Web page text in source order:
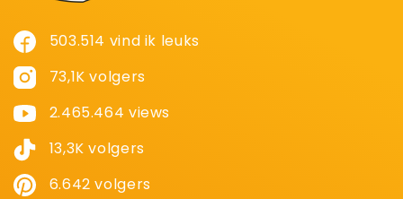
503.514 vind ik leuks
73,1K volgers
2.465.464 views
13,3K volgers
6.642 volgers